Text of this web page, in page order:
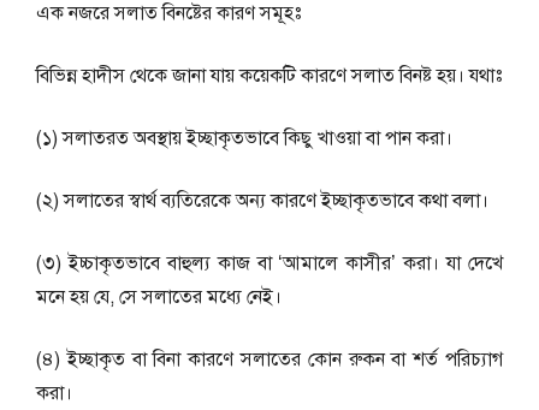
এক নজরে সলাত বিনষ্টের কারণ সমূহঃ
বিভিন্ন হাদীস থেকে জানা যায় কয়েকটি কারণে সলাত বিনষ্ট হয়। যথাঃ
(১) সলাতরত অবস্থায় ইচ্ছাকৃতভাবে কিছু খাওয়া বা পান করা।
(২) সলাতের স্বার্থ ব্যতিরেকে অন্য কারণে ইচ্ছাকৃতভাবে কথা বলা।
(৩) ইচ্চাকৃতভাবে বাহুল্য কাজ বা ‘আমালে কাসীর’ করা। যা দেখে
মনে হয় যে, সে সলাতের মধ্যে নেই।
(৪) ইচ্ছাকৃত বা বিনা কারণে সলাতের কোন রুকন বা শর্ত পরিচ্যাগ
করা।